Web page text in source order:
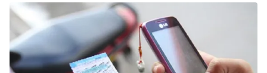
Liên hệ quảng cáo:024-7300.7108